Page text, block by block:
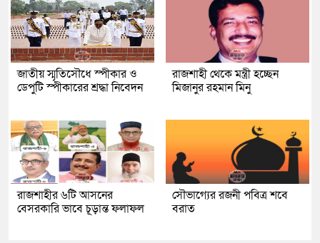
জাতীয় স্মৃতিসৌধে স্পীকার ও
ডেপুটি স্পীকারের শ্রদ্ধা নিবেদন
রাজশাহী থেকে মন্ত্রী হচ্ছেন
মিজানুর রহমান মিনু
রাজশাহীর ৬টি আসনের
বেসরকারি ভাবে চূড়ান্ত ফলাফল
সৌভাগ্যের রজনী পবিত্র শবে
বরাত